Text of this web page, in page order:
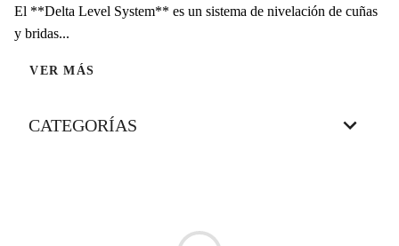
El **Delta Level System** es un sistema de nivelación de cuñas
y bridas...
VER MÁS
CATEGORÍAS